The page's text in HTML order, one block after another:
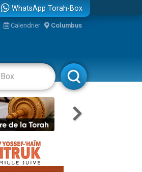
WhatsApp Torah-Box
Calendrier Columbus
Rabbanim